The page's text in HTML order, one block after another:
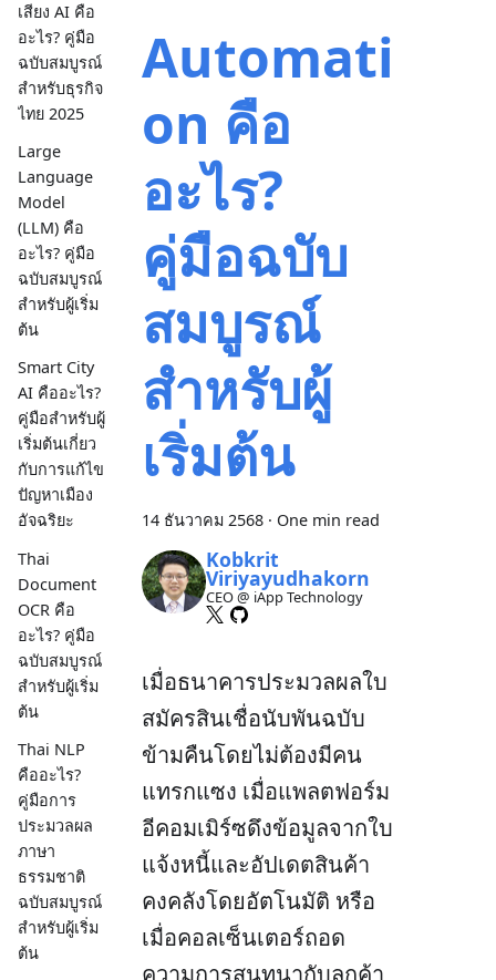
เสียง AI คือ
อะไร? คู่มือ
ฉบับสมบูรณ์
สำหรับธุรกิจ
ไทย 2025
Large
Language
Model
(LLM) คือ
อะไร? คู่มือ
ฉบับสมบูรณ์
สำหรับผู้เริ่ม
ต้น
Smart City
AI คืออะไร?
คู่มือสำหรับผู้
เริ่มต้นเกี่ยว
กับการแก้ไข
ปัญหาเมือง
อัจฉริยะ
Thai
Document
OCR คือ
อะไร? คู่มือ
ฉบับสมบูรณ์
สำหรับผู้เริ่ม
ต้น
Thai NLP
คืออะไร?
คู่มือการ
ประมวลผล
ภาษา
ธรรมชาติ
ฉบับสมบูรณ์
สำหรับผู้เริ่ม
ต้น
Automati
on คือ
อะไร?
คู่มือฉบับ
สมบูรณ์
สำหรับผู้
เริ่มต้น
14 ธันวาคม 2568 · One min read
Kobkrit
Viriyayudhakorn
CEO @ iApp Technology
เมื่อธนาคารประมวลผลใบ
สมัครสินเชื่อนับพันฉบับ
ข้ามคืนโดยไม่ต้องมีคน
แทรกแซง เมื่อแพลตฟอร์ม
อีคอมเมิร์ซดึงข้อมูลจากใบ
แจ้งหนี้และอัปเดตสินค้า
คงคลังโดยอัตโนมัติ หรือ
เมื่อคอลเซ็นเตอร์ถอด
ความการสนทนากับลูกค้า